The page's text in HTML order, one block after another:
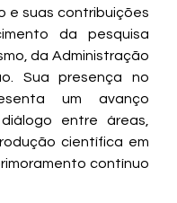
e suas contribuições
da pesquisa
da Administração
Sua presença no
um avanço
entre áreas,
científica em
contínuo